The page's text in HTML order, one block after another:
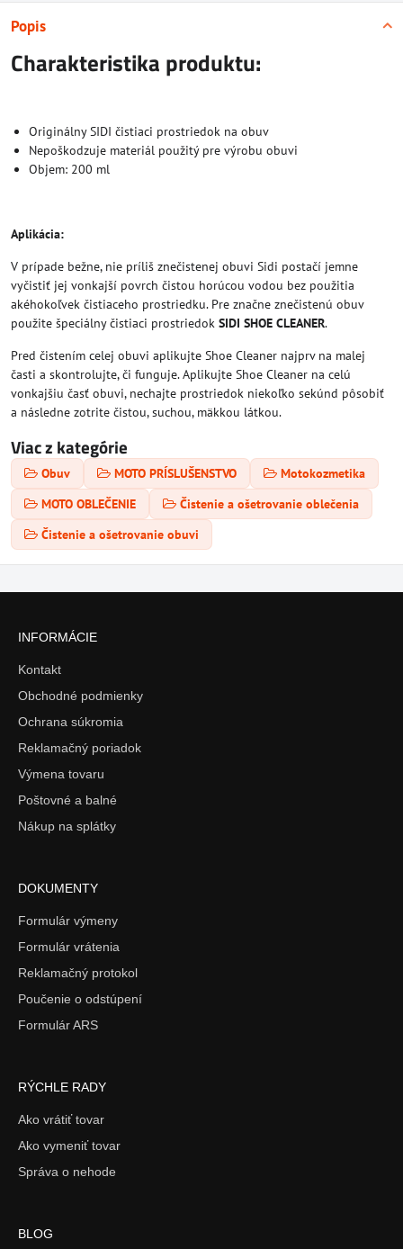
Popis
Charakteristika produktu:
Originálny SIDI čistiaci prostriedok na obuv
Nepoškodzuje materiál použitý pre výrobu obuvi
Objem: 200 ml
Aplikácia:
V prípade bežne, nie príliš znečistenej obuvi Sidi postačí jemne
vyčistiť jej vonkajší povrch čistou horúcou vodou bez použitia
akéhokoľvek čistiaceho prostriedku. Pre značne znečistenú obuv
použite špeciálny čistiaci prostriedok SIDI SHOE CLEANER.
Pred čistením celej obuvi aplikujte Shoe Cleaner najprv na malej
časti a skontrolujte, či funguje. Aplikujte Shoe Cleaner na celú
vonkajšiu časť obuvi, nechajte prostriedok niekoľko sekúnd pôsobiť
a následne zotrite čistou, suchou, mäkkou látkou.
Viac z kategórie
Obuv MOTO PRÍSLUŠENSTVO
Motokozmetika
MOTO OBLEČENIE
Čistenie a ošetrovanie oblečenia
Čistenie a ošetrovanie obuvi
INFORMÁCIE
Kontakt
Obchodné podmienky
Ochrana súkromia
Reklamačný poriadok
Výmena tovaru
Poštovné a balné
Nákup na splátky
DOKUMENTY
Formulár výmeny
Formulár vrátenia
Reklamačný protokol
Poučenie o odstúpení
Formulár ARS
RÝCHLE RADY
Ako vrátiť tovar
Ako vymeniť tovar
Správa o nehode
BLOG